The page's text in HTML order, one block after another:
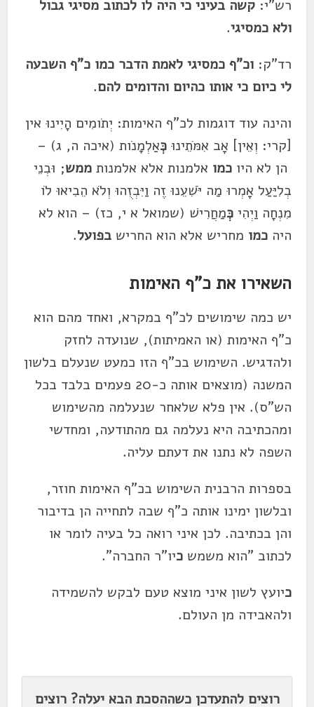
רש"י:קשה בעיני כי היה לו לכתוב מסיגי גבול
ולא כמסיגי.
רד"ק:וכ"ף כמסיגי לאמת הדבר כמו כ"ף השבעה
לי כיום כי אותו כהיום והדומים להם.
והינה עוד דוגמות לכ"ף האימות: יְתֹומִים הָיִינוּ אין
[קרי: וְאֵין] אָב אִמֹּתֵינוּכְּאַלְמָנֹות (איכה ה, ג) –
הן לא היוכמו אלמנות אלא אלמנותממש; וּבְנֵי
בְלִיַּעַל אָמְרוּ מַה יֹּשִׁעֵנוּ זֶה וַיִּבְזֻהוּ וְלֹא הֵבִיאוּ לֹו
מִנְחָה וַיְהִיכְּמַחֲרִישׁ (שמואל א י, כז) – הוא לא
היהכמו מחריש אלא הוא החרישבפועל.
השאירו את כ"ף האימות
יש כמה שימושים לכ"ף במקרא, ואחד מהם הוא
כ"ף האימות (או האמיתות), שנועדה לחזק
ולהדגיש. השימוש בכ"ף הזו כמעט שנעלם בלשון
המשנה (מוצאים אותה כ-20 פעמים בלבד בכל
הש"ס). אין פלא שלאחר שנעלמה מהשימוש
ומהכתיבה היא נעלמה גם מהתודעה, ומחדשי
השפה לא נתנו את דעתם עליה.
בספרות הרבנית השימוש בכ"ף האימות חוזר,
ובלשון ימינו אותה כ"ף שבה לתחייה הן בדיבור
והן בכתיבה. לכן איני רואה כל בעיה לומר או
לכתוב "הוא משמשכיו"ר החברה".
כיועץ לשון איני מוצא טעם לבקש להשמידה
ולהאבידה מן העולם.
רוצים להתעדכן כשההסכת הבא יעלה? רוצים